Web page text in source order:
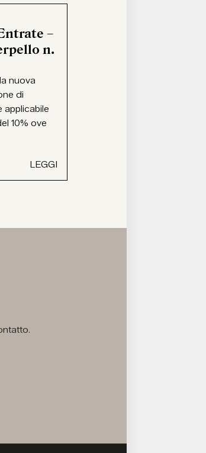
–
n.
nuova
di
applicabile
10% ove
LEGGI